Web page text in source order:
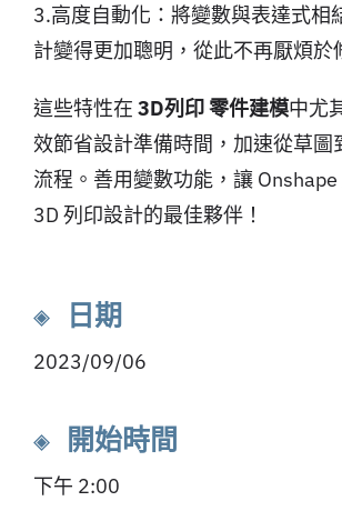
3.高度自動化：將變數與表達式相
計變得更加聰明，從此不再厭煩於
這些特性在 3D列印 零件建模中尤
效節省設計準備時間，加速從草圖
流程。善用變數功能，讓
3D 列印設計的最佳夥伴！
◈ 日期
2023/09/06
◈ 開始時間
下午 2:00